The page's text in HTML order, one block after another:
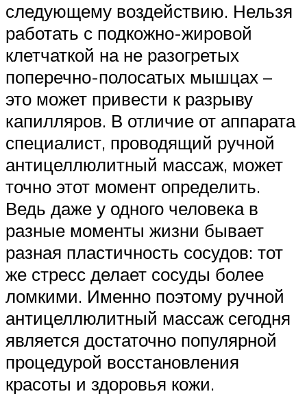
следующему воздействию. Нельзя
работать с подкожно-жировой
клетчаткой на не разогретых
поперечно-полосатых мышцах –
это может привести к разрыву
капилляров. В отличие от аппарата
специалист, проводящий ручной
антицеллюлитный массаж, может
точно этот момент определить.
Ведь даже у одного человека в
разные моменты жизни бывает
разная пластичность сосудов: тот
же стресс делает сосуды более
ломкими. Именно поэтому ручной
антицеллюлитный массаж сегодня
является достаточно популярной
процедурой восстановления
красоты и здоровья кожи.